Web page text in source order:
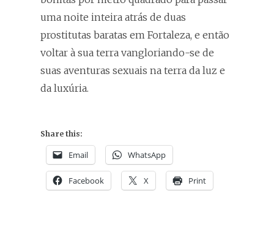
uma noite inteira atrás de duas
prostitutas baratas em Fortaleza, e então
voltar à sua terra vangloriando-se de
suas aventuras sexuais na terra da luz e
da luxúria.
Share this:
Email WhatsApp
Facebook X Print